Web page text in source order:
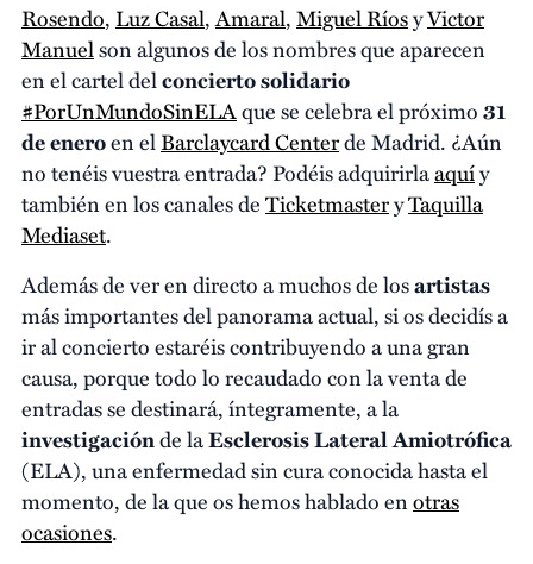
Rosendo, Luz Casal,Amaral,Miguel RíosyVictor
Manuelson algunos de los nombres que aparecen
en el cartel delconcierto solidario
#PorUnMundoSinELAque se celebra el próximo31
de eneroen elBarclaycard Centerde Madrid. ¿Aún
no tenéis vuestra entrada? Podéis adquirirlaaquíy
también en los canales deTicketmasteryTaquilla
Mediaset.
Además de ver en directo a muchos de losartistas
más importantes del panorama actual, si os decidís a
ir al concierto estaréis contribuyendo a una gran
causa, porque todo lo recaudado con la venta de
entradas se destinará, íntegramente, a la
investigaciónde laEsclerosis Lateral Amiotrófica
(ELA), una enfermedad sin cura conocida hasta el
momento, de la que os hemos hablado enotras
ocasiones.